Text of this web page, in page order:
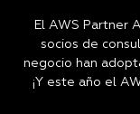
El AWS Partner
socios de
negocio han
¡Y este año el